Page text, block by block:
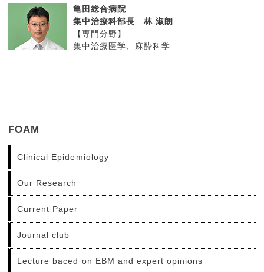
亀田総合病院
集中治療科部長 林 淑朗
【専門分野】
集中治療医学、麻酔科学
FOAM
Clinical Epidemiology
Our Research
Current Paper
Journal club
Lecture baced on EBM and expert opinions